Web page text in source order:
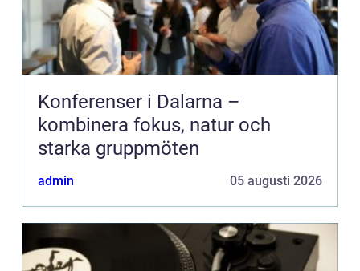
Konferenser i Dalarna –
kombinera fokus, natur och
starka gruppmöten
admin 05 augusti 2026